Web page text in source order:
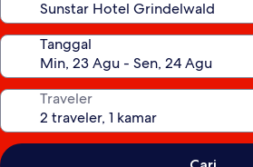
Tanggal
Traveler